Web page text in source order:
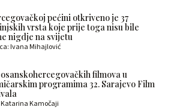
pećini otkriveno je 37
vrsta koje prije toga nisu bile
nigdje na svijetu
Ivana Mihajlović
filmova u
programima 32. Sarajevo Film
Kamočaji